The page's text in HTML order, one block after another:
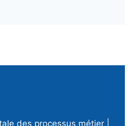
des processus métier |